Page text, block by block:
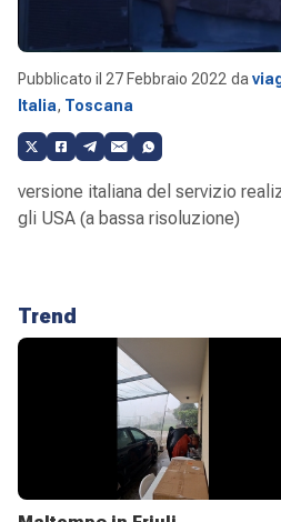
Pubblicato il 27 Febbraio 2022 da
Italia, Toscana
versione italiana del servizio
gli USA (a bassa risoluzione)
Trend